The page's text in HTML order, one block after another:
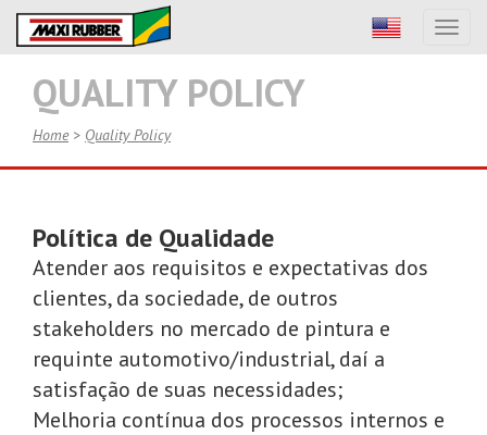
QUALITY POLICY
Home > Quality Policy
Política de Qualidade
Atender aos requisitos e expectativas dos
clientes, da sociedade, de outros
stakeholders no mercado de pintura e
requinte automotivo/industrial, daí a
satisfação de suas necessidades;
Melhoria contínua dos processos internos e